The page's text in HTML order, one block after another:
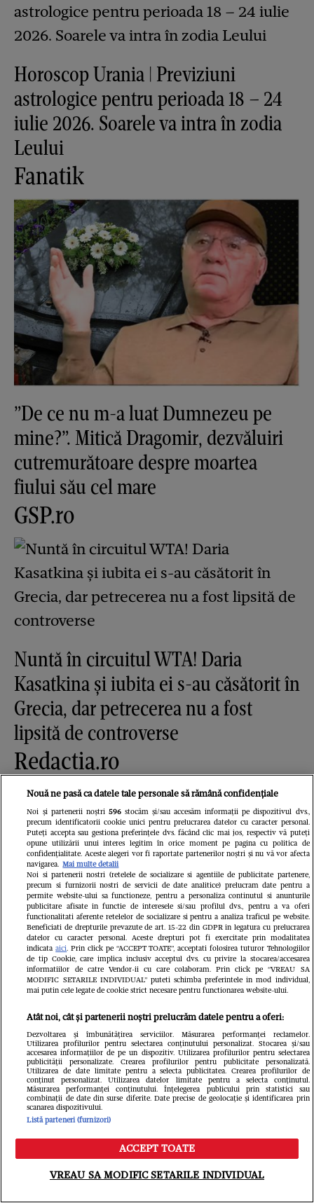
Horoscop Urania | Previziuni
astrologice pentru perioada 18 – 24
iulie 2026. Soarele va intra în zodia
Leului
Fanatik
”De ce nu m-a luat Dumnezeu pe
mine?”. Mitică Dragomir, dezvăluiri
cutremurătoare despre moartea
fiului său cel mare
GSP.ro
Nuntă în circuitul WTA! Daria
Kasatkina și iubita ei s-au căsătorit în
Grecia, dar petrecerea nu a fost
lipsită de controverse
Redactia.ro
Doliu în lumea filmului! A murit
Brenda Fricker, „doamna cu
porumbeii”, din Singur Acasă 2
Libertatea.ro
ANM anunță caniculă, nopți
tropicale și furtuni în perioada 17-19
iulie 2026. Cod galben emis pentru
mai multe județe din România
Meniu Caută
Nouă ne pasă ca datele tale personale să rămână confidențiale
Noi și partenerii noștri 596stocăm și/sau accesăm informații pe dispozitivul dvs.,
precum identificatorii cookie unici pentru prelucrarea datelor cu caracter personal.
Puteți accepta sau gestiona preferințele dvs. făcând clic mai jos, respectiv vă puteți
opune utilizării unui interes legitim în orice moment pe pagina cu politica de
confidențialitate. Aceste alegeri vor fi raportate partenerilor noștri și nu vă vor afecta
navigarea. Mai multe detalii
Noi si partenerii nostri (retelele de socializare si agentiile de publicitate partenere,
precum si furnizorii nostri de servicii de date analitice) prelucram date pentru a
permite website-ului sa functioneze, pentru a personaliza continutul si anunturile
publicitare afisate in functie de interesele si/sau profilul dvs., pentru a va oferi
functionalitati aferente retelelor de socializare si pentru a analiza traficul pe website.
Beneficiati de drepturile prevazute de art. 15-22 din GDPR in legatura cu prelucrarea
datelor cu caracter personal. Aceste drepturi pot fi exercitate prin modalitatea
indicataaici. Prin click pe “ACCEPT TOATE”, acceptati folosirea tuturor Tehnologiilor
de tip Cookie, care implica inclusiv acceptul dvs. cu privire la stocarea/accesarea
informatiilor de catre Vendor-ii cu care colaboram. Prin click pe “VREAU SA
MODIFIC SETARILE INDIVIDUAL” puteti schimba preferintele in mod individual,
mai putin cele legate de cookie strict necesare pentru functionarea website-ului.
Atât noi, cât și partenerii noștri prelucrăm datele pentru a oferi:
Dezvoltarea și îmbunătățirea serviciilor. Măsurarea performanței reclamelor.
Utilizarea profilurilor pentru selectarea conținutului personalizat. Stocarea și/sau
accesarea informațiilor de pe un dispozitiv. Utilizarea profilurilor pentru selectarea
publicității personalizate. Crearea profilurilor pentru publicitate personalizată.
Utilizarea de date limitate pentru a selecta publicitatea. Crearea profilurilor de
conținut personalizat. Utilizarea datelor limitate pentru a selecta conținutul.
Măsurarea performanței conținutului. Înțelegerea publicului prin statistici sau
combinații de date din surse diferite. Date precise de geolocație și identificarea prin
scanarea dispozitivului.
Listă parteneri (furnizori)
ACCEPT TOATE
VREAU SA MODIFIC SETARILE INDIVIDUAL